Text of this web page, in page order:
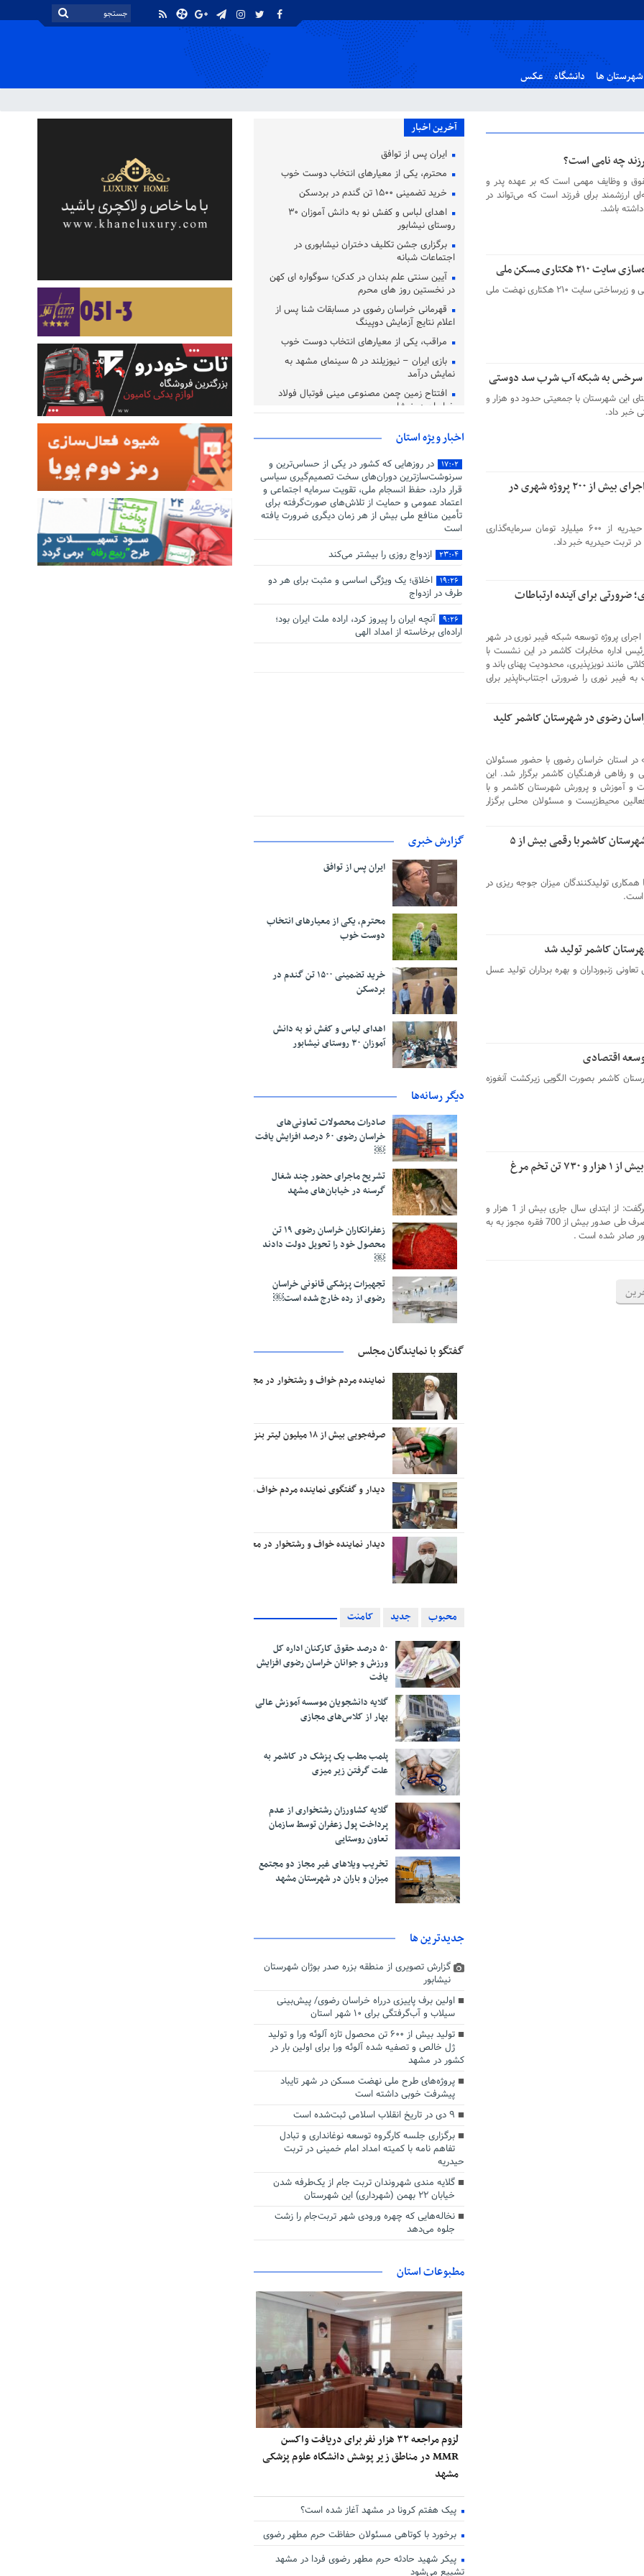
شهرستان ها دانشگاه عکس
چه نامی است؟
حقوق و وظایف مهمی است که بر عهده پدر و
ارزشمند برای فرزند است که می‌تواند در
باشد.
هکتاری مسکن ملی
فرماندار گناباد از وضعیت پیشرفت فیزیکی و زیرساختی سایت ۲۱۰ هکتاری نهضت ملی
سرخس از اتصال مجدد ۲۰ روستای این شهرستان با جمعیتی حدود دو هزار و
۶۰۰ میلیارد تومان سرمایه‌گذاری و اجرای بیش از ۲۰۰ پروژه شهری در
معاون استاندار و فرماندار ویژه تربت حیدریه از ۶۰۰ میلیارد تومان سرمایه‌گذاری
ضرورتی برای آینده ارتباطات
پروژه توسعه شبکه فیبر نوری در شهر
اداره مخابرات کاشمر در این نشست با
مانند نویزپذیری، محدودیت پهنای باند و
فیبر نوری را ضرورتی اجتناب‌ناپذیر برای
رضوی در شهرستان کاشمر کلید
استان خراسان رضوی با حضور مسئولان
رفاهی فرهنگیان کاشمر برگزار شد. این
و آموزش و پرورش شهرستان کاشمر و با
محیط‌زیست و مسئولان محلی برگزار
افزایش ۸ درصدی جوجه ریزی در شهرستان کاشمربا رقمی بیش از ۵
تولیدکنندگان میزان جوجه ریزی در
زنبورداران و بهره برداران تولید عسل
اقتصادی
شهرستان کاشمر بصورت الگویی زیرکشت آنغوزه
نظارت دامپزشکی کاشمر بر خروج بیش از ۱ هزار و ۷۳۰ تن تخم مرغ
رئیس شبکه دامپزشکی شهرستان کاشمرگفت: از ابتدای سال جاری بیش از 1 هزار و
730 تن تخم مرغ خوراکی مازاد بر نیاز مصرف طی صدور بیش از 700 فقره مجوز به به
صادر شده است .
آخرین اخبار
ایران پس از توافق
محترم، یکی از معیارهای انتخاب دوست خوب
خرید تضمینی ۱۵۰۰ تن گندم در بردسکن
اهدای لباس و کفش نو به دانش آموزان ۳۰
روستای نیشابور
برگزاری جشن تکلیف دختران نیشابوری در
اجتماعات شبانه
آیین سنتی علم‌ بندان در کدکن؛ سوگواره‌ ای کهن
در نخستین روز های محرم
قهرمانی خراسان رضوی در مسابقات شنا پس از
اعلام نتایج آزمایش دوپینگ
مراقب، یکی از معیارهای انتخاب دوست خوب
بازی ایران – نیوزیلند در ۵ سینمای مشهد به
نمایش درآمد
افتتاح زمین چمن مصنوعی مینی فوتبال فولاد
خراسان در نیشابور
اخبار ویژه استان
۱۷:۰۲
در روزهایی که کشور در یکی از حساس‌ترین و
سرنوشت‌سازترین دوران‌های سخت تصمیم‌گیری سیاسی
قرار دارد، حفظ انسجام ملی، تقویت سرمایه اجتماعی و
اعتماد عمومی و حمایت از تلاش‌های صورت‌گرفته برای
تأمین منافع ملی بیش از هر زمان دیگری ضرورت یافته
است
۲۳:۰۴ ازدواج روزی را بیشتر می‌کند
۱۹:۲۶
اخلاق؛ یک ویژگی اساسی و مثبت برای هر دو
طرف در ازدواج
۹:۲۶
آنچه ایران را پیروز کرد، اراده ملت ایران بود؛
اراده‌ای برخاسته از امداد الهی
گزارش خبری
ایران پس از توافق
محترم، یکی از معیارهای انتخاب
دوست خوب
خرید تضمینی ۱۵۰۰ تن گندم در
بردسکن
اهدای لباس و کفش نو به دانش
آموزان ۳۰ روستای نیشابور
دیگر رسانه‌ها
صادرات محصولات تعاونی‌های
خراسان رضوی ۶۰ درصد افزایش یافت
￼
تشریح ماجرای حضور چند شغال
گرسنه در خیابان‌های مشهد
زعفرانکاران خراسان رضوی ۱۹ تن
محصول خود را تحویل دولت دادند
￼
تجهیزات پزشکی قانونی خراسان
رضوی از رده خارج شده است￼
گفتگو با نمایندگان مجلس
نماینده مردم خواف و رشتخوار در مجلس: تا وقتی متون درسی متحول نشود تحول در مجموعه‌های آموزشی
صرفه‌جویی بیش از ۱۸ میلیون لیتر بنزین در منطقه تربت‌حیدریه￼
دیدار و گفتگوی نماینده مردم خواف و رشتخوار در مجلس با وزیر راه و شهرسازی
دیدار نماینده خواف و رشتخوار در مجلس با وزیر میراث فرهنگی، گردشگری و صنایع‌دستی￼
محبوب جدید کامنت
۵۰ درصد حقوق کارکنان اداره کل
ورزش و جوانان خراسان رضوی افزایش
یافت
گلایه دانشجویان موسسه آموزش عالی
بهار از کلاس‌های مجازی
پلمب مطب یک پزشک در کاشمر به
علت گرفتن زیر میزی
گلایه کشاورزان رشتخواری از عدم
پرداخت پول زعفران توسط سازمان
تعاون روستایی
تخریب ویلاهای غیر مجاز دو مجتمع
میزان و باران در شهرستان مشهد
جديدترين ها
گزارش تصویری از منطقه بزره صدر بوژان شهرستان
نیشابور
اولین برف پاییزی درراه خراسان رضوی/ پیش‌بینی
سیلاب و آب‌گرفتگی برای ۱۰ شهر استان
تولید بیش از ۶۰۰ تن محصول تازه آلوئه ورا و تولید
ژل خالص و تصفیه شده آلوئه ورا برای اولین بار در
کشور در مشهد
پروژه‌های طرح ملی نهضت مسکن در شهر تایباد
پیشرفت خوبی داشته است
۹ دی در تاریخ انقلاب اسلامی ثبت‌شده است
برگزاری جلسه کارگروه توسعه نوغانداری و تبادل
تفاهم نامه با کمیته امداد امام خمینی در تربت
حیدریه
گلایه مندی شهروندان تربت جام از یک‌طرفه شدن
خیابان ۲۲ بهمن (شهرداری) این شهرستان
نخاله‌هایی که چهره ورودی شهر تربت‌جام را زشت
جلوه می‌دهد
مطبوعات استان
لزوم مراجعه ۳۲ هزار نفر برای دریافت واکسن
MMR در مناطق زیر پوشش دانشگاه علوم پزشکی
مشهد
پیک هفتم کرونا در مشهد آغاز شده است؟
برخورد با کوتاهی مسئولان حفاظت حرم مطهر رضوی
پیکر شهید حادثه حرم مطهر رضوی فردا در مشهد
تشییع می‌شود